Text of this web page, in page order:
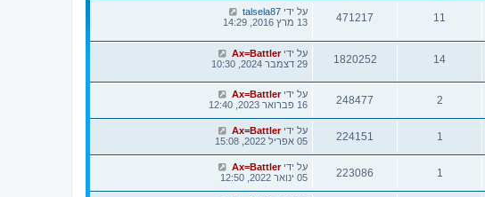
11
471217 על ידי talsela87
13 מרץ 2016, 14:29
14
1820252 על ידיAx=Battler
29 דצמבר 2024, 10:30
2
248477 על ידיAx=Battler
16 פברואר 2023, 12:40
1
224151 על ידיAx=Battler
05 אפריל 2022, 15:08
1
223086 על ידיAx=Battler
05 ינואר 2022, 12:50